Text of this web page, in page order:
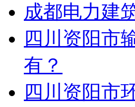
成都电力建
四川资阳市
有？
四川资阳市